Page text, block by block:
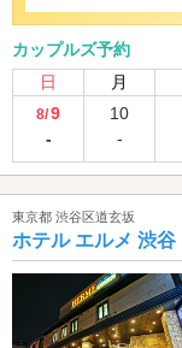
カップルズ予約
日
月
8/9
-
10
-
東京都 渋谷区道玄坂
ホテル エルメ 渋谷